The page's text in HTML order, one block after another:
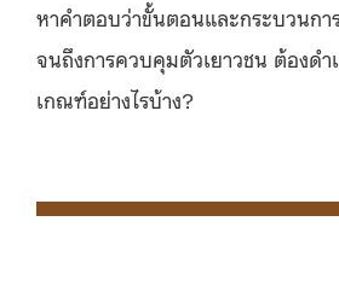
หาคำตอบว่าขั้นตอนและกระบวนกา
จนถึงการควบคุมตัวเยาวชน ต้องด
เกณฑ์อย่างไรบ้าง?